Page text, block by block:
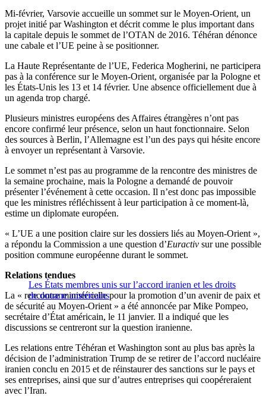
Mi-février, Varsovie accueille un sommet sur le Moyen-Orient, un
projet initié par Washington et décrit comme le plus important dans
la capitale depuis le sommet de l’OTAN de 2016. Téhéran dénonce
une cabale et l’UE peine à se positionner.
La Haute Représentante de l’UE, Federica Mogherini, ne participera
pas à la conférence sur le Moyen-Orient, organisée par la Pologne et
les États-Unis les 13 et 14 février. Une absence officiellement due à
un agenda trop chargé.
Plusieurs ministres européens des Affaires étrangères n’ont pas
encore confirmé leur présence, selon un haut fonctionnaire. Selon
des sources à Berlin, l’Allemagne est l’un des pays qui hésite encore
à envoyer un représentant à Varsovie.
Le sommet n’est pas au programme de la rencontre des ministres de
la semaine prochaine, mais la Pologne a demandé de pouvoir
présenter l’événement à cette occasion. Il n’est donc pas impossible
que les ministres réfléchissent à leur participation à ce moment-là,
estime un diplomate européen.
« L’UE a une position claire sur les dossiers liés au Moyen-Orient »,
a répondu la Commission a une question d’Euractiv sur une possible
position commune européenne durant le sommet.
Les États membres unis sur l’accord iranien et les droits
de douane américains
Relations tendues
La « rencontre ministérielle pour la promotion d’un avenir de paix et
de sécurité au Moyen-Orient » a été annoncée par Mike Pompeo,
secrétaire d’État américain, le 11 janvier. Il a indiqué que les
discussions se centreront sur la question iranienne.
Les relations entre Téhéran et Washington sont au plus bas après la
décision de l’administration Trump de se retirer de l’accord nucléaire
iranien conclu en 2015 et de réinstaurer des sanctions sur le pays et
ses entreprises, ainsi que sur d’autres entreprises qui coopéreraient
avec l’Iran.